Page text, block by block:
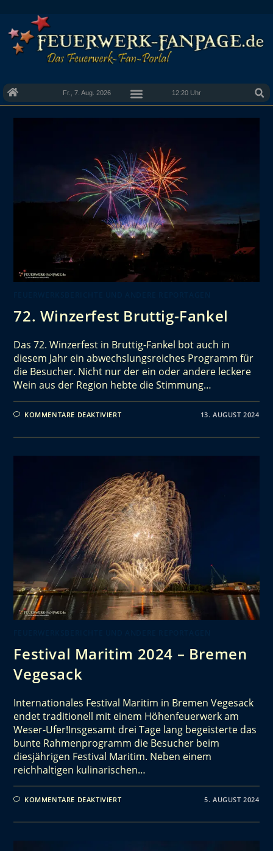
Fr., 7. Aug. 2026 12:20 Uhr
72. Winzerfest Bruttig-Fankel
Das 72. Winzerfest in Bruttig-Fankel bot auch in
diesem Jahr ein abwechslungsreiches Programm für
die Besucher. Nicht nur der ein oder andere leckere
Wein aus der Region hebte die Stimmung…
KOMMENTARE DEAKTIVIERT 13. AUGUST 2024
Festival Maritim 2024 – Bremen
Vegesack
Internationales Festival Maritim in Bremen Vegesack
endet traditionell mit einem Höhenfeuerwerk am
Weser-Ufer!Insgesamt drei Tage lang begeisterte das
bunte Rahmenprogramm die Besucher beim
diesjährigen Festival Maritim. Neben einem
reichhaltigen kulinarischen…
KOMMENTARE DEAKTIVIERT 5. AUGUST 2024